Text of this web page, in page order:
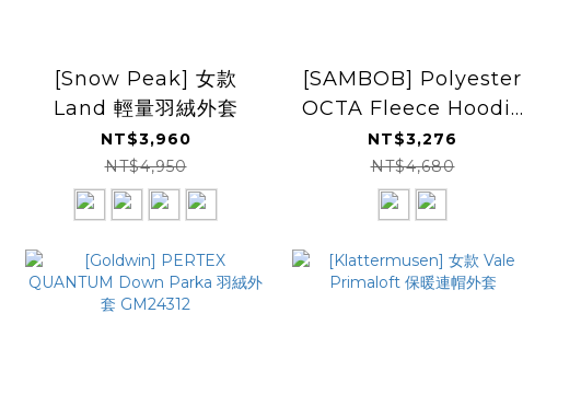
[Snow Peak] 女款
Land 輕量羽絨外套
NT$3,960
NT$4,950
[SAMBOB] Polyester
OCTA Fleece Hoodie
Wide
NT$3,276
NT$4,680